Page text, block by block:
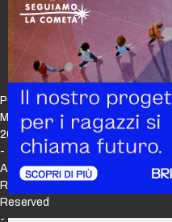
Policy
Maker
2026
-
All
Rights
Reserved
-